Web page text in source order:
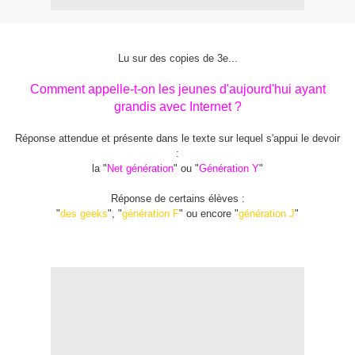
Lu sur des copies de 3e...
Comment appelle-t-on les jeunes d'aujourd'hui ayant
grandis avec Internet ?
Réponse attendue et présente dans le texte sur lequel s'appui le devoir
:
la " Net génération" ou "Génération Y"
Réponse de certains élèves :
"des geeks", "génération F" ou encore "génération J"